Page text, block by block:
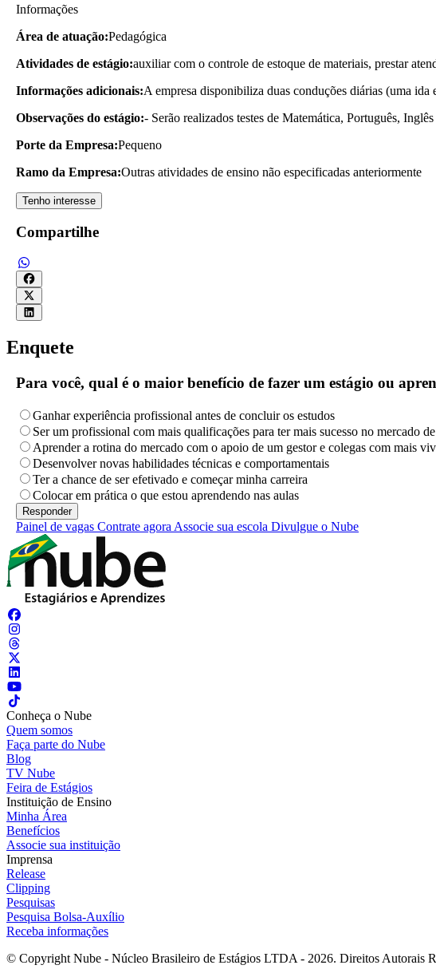
Informações
Área de atuação:Pedagógica
Atividades de estágio:auxiliar com o controle de estoque de materiais, prestar
Informações adicionais:A empresa disponibiliza duas conduções diárias (uma ida
Observações do estágio:- Serão realizados testes de Matemática, Português,
Porte da Empresa:Pequeno
Ramo da Empresa:Outras atividades de ensino não especificadas anteriormente
Tenho interesse
Compartilhe
Enquete
Para você, qual é o maior benefício de fazer um estágio ou
Ganhar experiência profissional antes de concluir os estudos
Ser um profissional com mais qualificações para ter mais sucesso no mercado
Aprender a rotina do mercado com o apoio de um gestor e colegas com mais
Desenvolver novas habilidades técnicas e comportamentais
Ter a chance de ser efetivado e começar minha carreira
Colocar em prática o que estou aprendendo nas aulas
Painel de vagas Contrate agora Associe sua escola Divulgue o Nube
Conheça o Nube
Quem somos
Faça parte do Nube
Blog
TV Nube
Feira de Estágios
Instituição de Ensino
Minha Área
Benefícios
Associe sua instituição
Imprensa
Release
Clipping
Pesquisas
Pesquisa Bolsa-Auxílio
Receba informações
© Copyright Nube - Núcleo Brasileiro de Estágios LTDA - 2026. Direitos Autorais